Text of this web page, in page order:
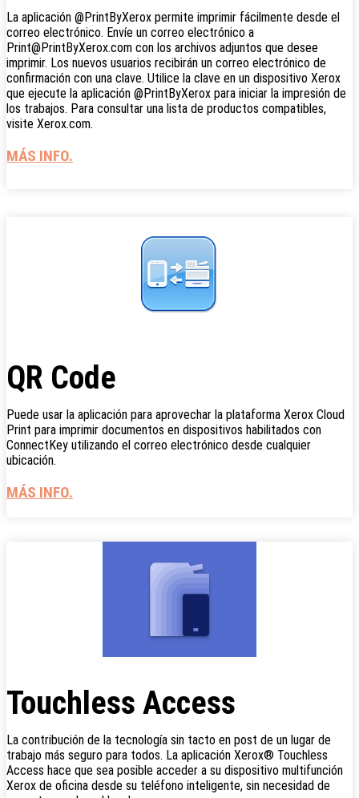
La aplicación @PrintByXerox permite imprimir fácilmente desde el
correo electrónico. Envíe un correo electrónico a
Print@PrintByXerox.com con los archivos adjuntos que desee
imprimir. Los nuevos usuarios recibirán un correo electrónico de
confirmación con una clave. Utilice la clave en un dispositivo Xerox
que ejecute la aplicación @PrintByXerox para iniciar la impresión de
los trabajos. Para consultar una lista de productos compatibles,
visite Xerox.com.
MÁS INFO.
QR Code
Puede usar la aplicación para aprovechar la plataforma Xerox Cloud
Print para imprimir documentos en dispositivos habilitados con
ConnectKey utilizando el correo electrónico desde cualquier
ubicación.
MÁS INFO.
Touchless Access
La contribución de la tecnología sin tacto en post de un lugar de
trabajo más seguro para todos. La aplicación Xerox® Touchless
Access hace que sea posible acceder a su dispositivo multifunción
Xerox de oficina desde su teléfono inteligente, sin necesidad de